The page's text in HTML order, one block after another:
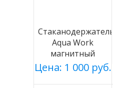
Стаканодержатель
Aqua Work
магнитный
серебро
Цена: 1 000 руб.